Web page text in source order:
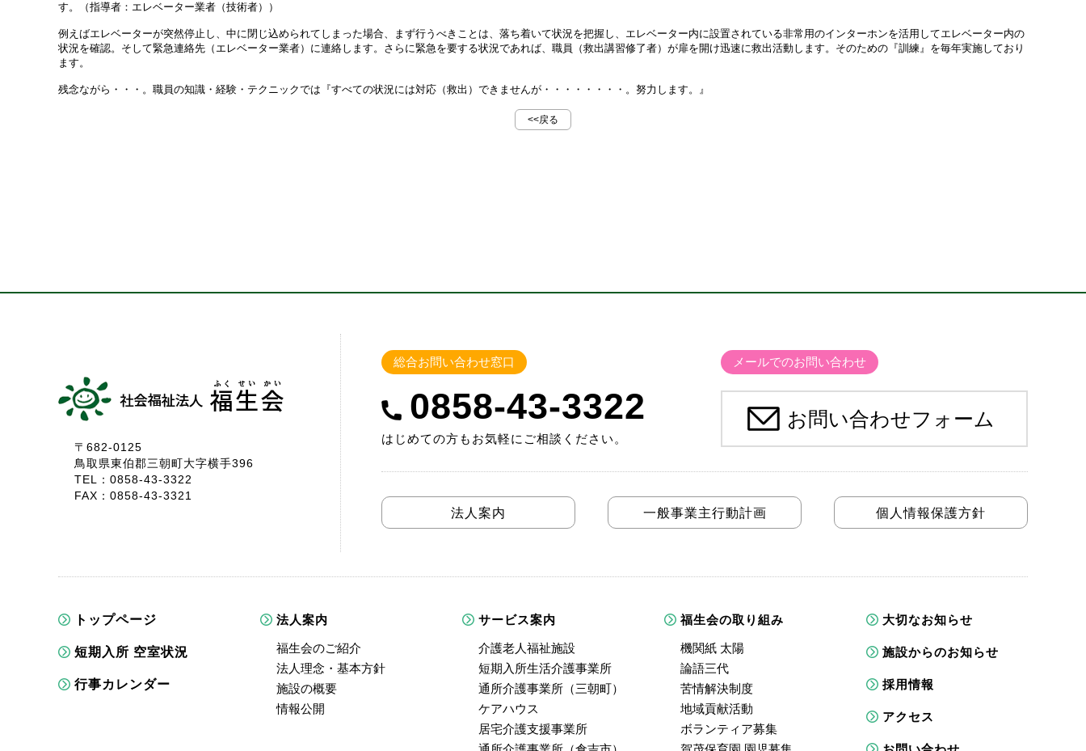
す。（指導者：エレベーター業者（技術者））
例えばエレベーターが突然停止し、中に閉じ込められてしまった場合、まず行うべきことは、落ち着いて状況を把握し、エレベーター内に設置されている非常用のインターホンを活用してエレベーター内の
状況を確認。そして緊急連絡先（エレベーター業者）に連絡します。さらに緊急を要する状況であれば、職員（救出講習修了者）が扉を開け迅速に救出活動します。そのための『訓練』を毎年実施しており
ます。
残念ながら・・・。職員の知識・経験・テクニックでは『すべての状況には対応（救出）できませんが・・・・・・・・。努力します。』
<<戻る
〒682-0125
鳥取県東伯郡三朝町大字横手396
TEL：0858-43-3322
FAX：0858-43-3321
総合お問い合わせ窓口
0858-43-3322
はじめての方もお気軽にご相談ください。
法人案内 一般事業主行動計画 個人情報保護方針
メールでのお問い合わせ
お問い合わせフォーム
トップページ
短期入所 空室状況
行事カレンダー
法人案内
福生会のご紹介
法人理念・基本方針
施設の概要
情報公開
サービス案内
介護老人福祉施設
短期入所生活介護事業所
通所介護事業所（三朝町）
ケアハウス
居宅介護支援事業所
福生会の取り組み
機関紙 太陽
論語三代
苦情解決制度
地域貢献活動
ボランティア募集
大切なお知らせ
施設からのお知らせ
採用情報
アクセス